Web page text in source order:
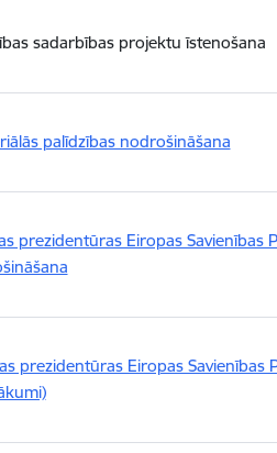
sadarbības projektu īstenošana
palīdzības nodrošināšana
prezidentūras Eiropas Savienības
prezidentūras Eiropas Savienības